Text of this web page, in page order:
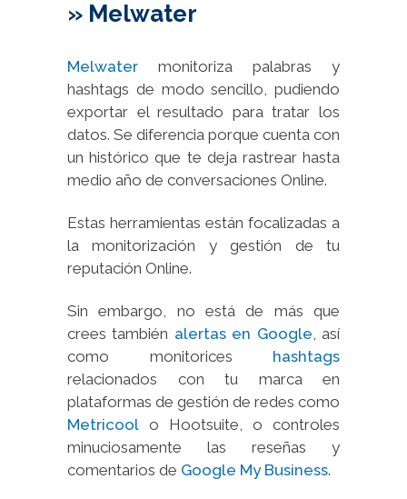
» Melwater
Melwater monitoriza palabras y
hashtags de modo sencillo, pudiendo
exportar el resultado para tratar los
datos. Se diferencia porque cuenta con
un histórico que te deja rastrear hasta
medio año de conversaciones Online.
Estas herramientas están focalizadas a
la monitorización y gestión de tu
reputación Online.
Sin embargo, no está de más que
crees también alertas en Google , así
como monitorices hashtags
relacionados con tu marca en
plataformas de gestión de redes como
Metricool o Hootsuite, o controles
minuciosamente las reseñas y
comentarios de Google My Business.